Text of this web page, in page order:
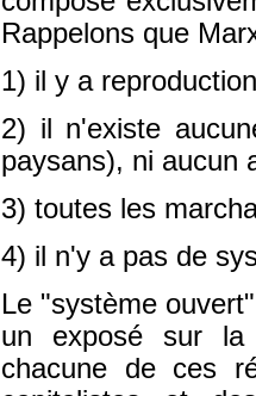
Rappelons que
1) il y a
2) il n'existe
paysans), ni aucun
3) toutes les
4) il n'y a pas de
Le "système
un exposé sur la
chacune de ces